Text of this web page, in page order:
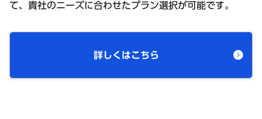
て、貴社のニーズに合わせたプラン選択が可能です。
詳しくはこちら